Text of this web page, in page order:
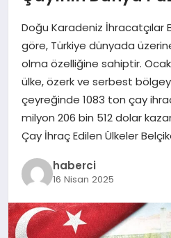
MAGAZIN
SPOR
TEKNOLOJI
YAŞAM
Doğu Karadeniz İhracatçılar
göre, Türkiye dünyada
olma özelliğine sahiptir.
ülke, özerk ve serbest
çeyreğinde 1083 ton çay
milyon 206 bin 512 dolar
Çay İhraç Edilen Ülkeler
haberci
16 Nisan 2025